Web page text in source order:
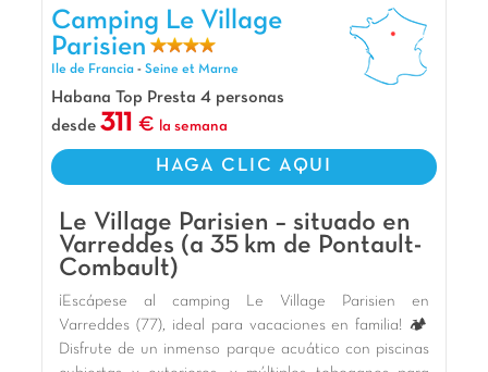
encuentren su felicidad? ¡Este camping es una
joya! Con una piscina y toboganes que
encantarán a los niños, mini golf para desafíos
familiares y alojamientos Bubble con jacuzzi
privado para un momento solo para ustedes:
¡todo está pensado para complacer a toda la
familia! Y como bonus, están a solo 20 minutos
de Disneyland París. ¡Suficiente para hacer su
Nuestros Extras
A 20 km de Disneyland
A 38 km de París
Toboganes acuáticos
Camping Le Village Parisien, Camping Ile de Francia
Camping Le Village
Parisien
Ile de Francia - Seine et Marne
Habana Top Presta 4 personas
desde 311 la semana
HAGA CLIC AQUI
Le Village Parisien – situado en
Varreddes (a 35 km de Pontault-
Combault)
¡Escápese al camping Le Village Parisien en
Varreddes (77), ideal para vacaciones en familia! 🏕️
Disfrute de un inmenso parque acuático con piscinas